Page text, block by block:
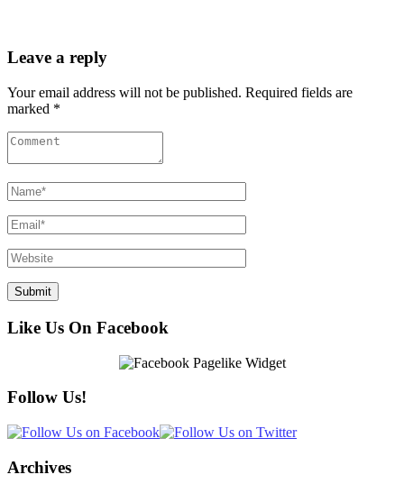
Leave a reply
Your email address will not be published. Required fields are
marked *
Like Us On Facebook
Follow Us!
Archives